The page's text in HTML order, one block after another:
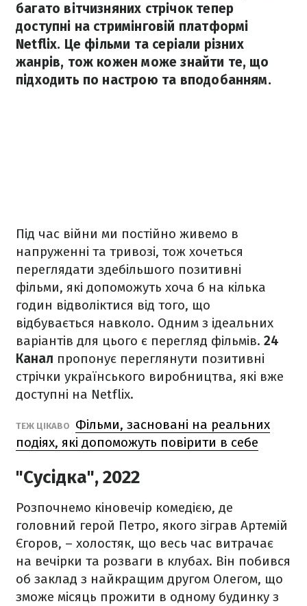
багато вітчизняних стрічок тепер
доступні на стримінговій платформі
Netflix. Це фільми та серіали різних
жанрів, тож кожен може знайти те, що
підходить по настрою та вподобанням.
Під час війни ми постійно живемо в
напруженні та тривозі, тож хочеться
переглядати здебільшого позитивні
фільми, які допоможуть хоча б на кілька
годин відволіктися від того, що
відбувається навколо. Одним з ідеальних
варіантів для цього є перегляд фільмів. 24
Канал пропонує переглянути позитивні
стрічки українського виробництва, які вже
доступні на Netflix.
ТЕЖ ЦІКАВО
Фільми, засновані на реальних
подіях, які допоможуть повірити в себе
"Сусідка", 2022
Розпочнемо кіновечір комедією, де
головний герой Петро, якого зіграв Артемій
Єгоров, – холостяк, що весь час витрачає
на вечірки та розваги в клубах. Він побився
об заклад з найкращим другом Олегом, що
зможе місяць прожити в одному будинку з